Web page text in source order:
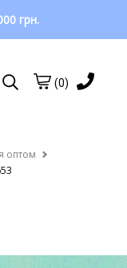
грн.
(0)
оптом